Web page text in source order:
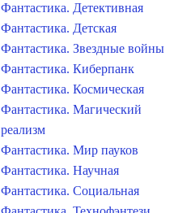
Фантастика. Детективная
Фантастика. Детская
Фантастика. Звездные войны
Фантастика. Киберпанк
Фантастика. Космическая
Фантастика. Магический
реализм
Фантастика. Мир пауков
Фантастика. Научная
Фантастика. Социальная